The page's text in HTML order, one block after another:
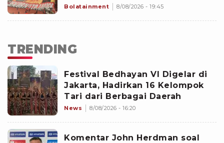
Gelora Bung Karno
Bolatainment 8/08/2026 - 19:45
TRENDING
Festival Bedhayan VI Digelar di
Jakarta, Hadirkan 16 Kelompok
Tari dari Berbagai Daerah
News 8/08/2026 - 16:20
Komentar John Herdman soal